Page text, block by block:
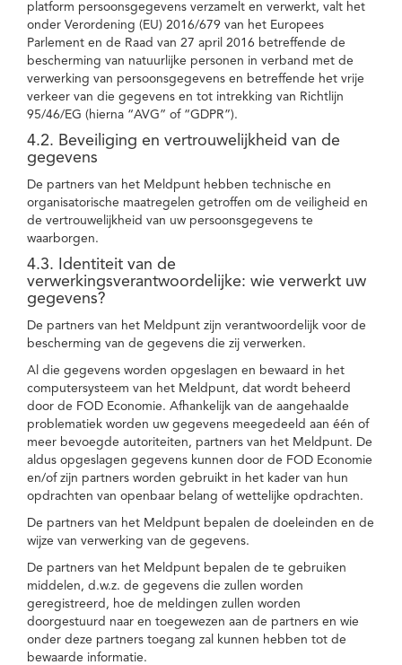
platform persoonsgegevens verzamelt en verwerkt, valt het
onder Verordening (EU) 2016/679 van het Europees
Parlement en de Raad van 27 april 2016 betreffende de
bescherming van natuurlijke personen in verband met de
verwerking van persoonsgegevens en betreffende het vrije
verkeer van die gegevens en tot intrekking van Richtlijn
95/46/EG (hierna “AVG” of “GDPR”).
4.2. Beveiliging en vertrouwelijkheid van de
gegevens
De partners van het Meldpunt hebben technische en
organisatorische maatregelen getroffen om de veiligheid en
de vertrouwelijkheid van uw persoonsgegevens te
waarborgen.
4.3. Identiteit van de
verwerkingsverantwoordelijke: wie verwerkt uw
gegevens?
De partners van het Meldpunt zijn verantwoordelijk voor de
bescherming van de gegevens die zij verwerken.
Al die gegevens worden opgeslagen en bewaard in het
computersysteem van het Meldpunt, dat wordt beheerd
door de FOD Economie. Afhankelijk van de aangehaalde
problematiek worden uw gegevens meegedeeld aan één of
meer bevoegde autoriteiten, partners van het Meldpunt. De
aldus opgeslagen gegevens kunnen door de FOD Economie
en/of zijn partners worden gebruikt in het kader van hun
opdrachten van openbaar belang of wettelijke opdrachten.
De partners van het Meldpunt bepalen de doeleinden en de
wijze van verwerking van de gegevens.
De partners van het Meldpunt bepalen de te gebruiken
middelen, d.w.z. de gegevens die zullen worden
geregistreerd, hoe de meldingen zullen worden
doorgestuurd naar en toegewezen aan de partners en wie
onder deze partners toegang zal kunnen hebben tot de
bewaarde informatie.